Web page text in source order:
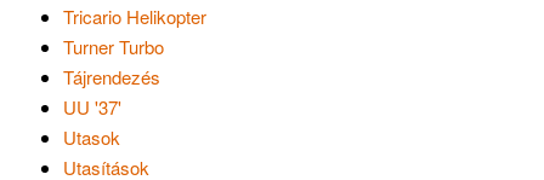
Tricario Helikopter
Turner Turbo
Tájrendezés
UU '37'
Utasok
Utasítások